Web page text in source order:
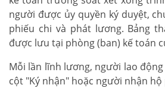
người được ủy quyền ký duyệt,
phiếu chi và phát lương. Bảng
được lưu tại phòng (ban) kế toán
Mỗi lần lĩnh lương, người lao
cột "Ký nhận" hoặc người nhận hộ